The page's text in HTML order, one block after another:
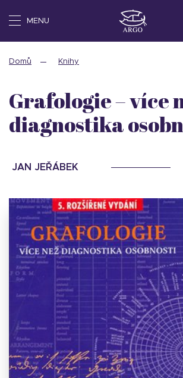
MENU
Domů Knihy
Grafologie – více
diagnostika
JAN JEŘÁBEK